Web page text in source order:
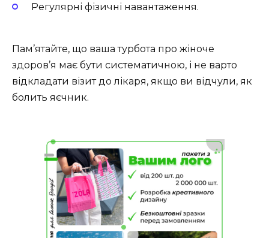
Регулярні фізичні навантаження.
Пам’ятайте, що ваша турбота про жіноче
здоров’я має бути систематичною, і не варто
відкладати візит до лікаря, якщо ви відчули, як
болить яєчник.